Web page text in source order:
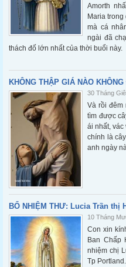
Amorth
Maria
mà cá
ngài đã
thách đố lớn nhất của thời buổi này.
KHÔNG THẬP GIÁ NÀO
30 Tháng
Và rồi đêm
tìm được
ái nhất,
chính là
anh ngày
BỔ NHIỆM THƯ: Lucia Trần thị
10 Tháng
Con xin
Ban Chấp
nhiệm chị
Tp Portland.